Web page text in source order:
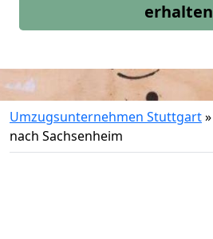
erhalten
Umzugsunternehmen Stuttgart»
nach Sachsenheim